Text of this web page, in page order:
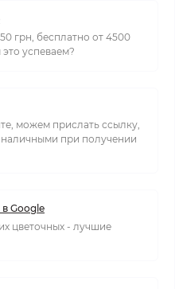
грн, бесплатно от 4500
успеваем?
можем прислать ссылку,
при получении
Google
цветочных - лучшие